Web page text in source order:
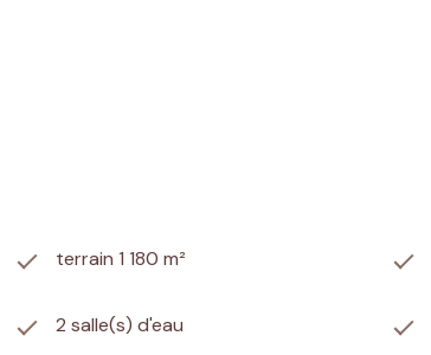
terrain 1 180 m²
2 salle(s) d'eau